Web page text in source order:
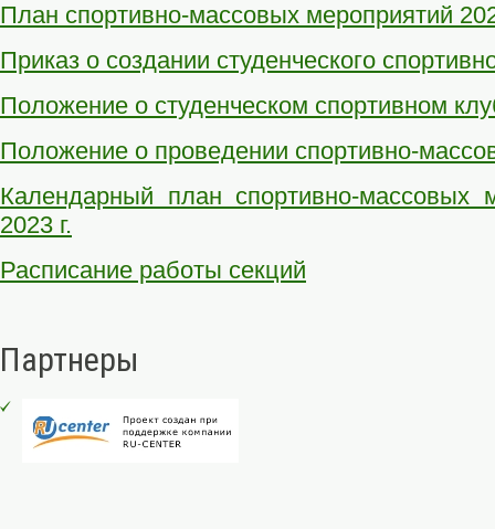
План спортивно-массовых мероприятий
Приказ о создании студенческого
Положение о студенческом спортивном
Положение о проведении спортивно-
Календарный план спортивно-массовых
2023 г.
Расписание работы секций
Партнеры